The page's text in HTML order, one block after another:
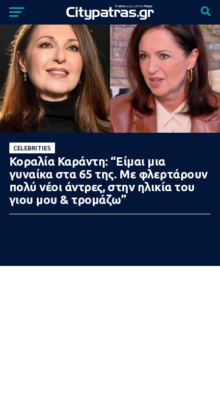
CELEBRITIES
Κοραλία Καράντη: “Είμαι μια
γυναίκα στα 65 της. Με φλερτάρουν
πολύ νέοι άντρες, στην ηλικία του
γιου μου & τρομάζω”